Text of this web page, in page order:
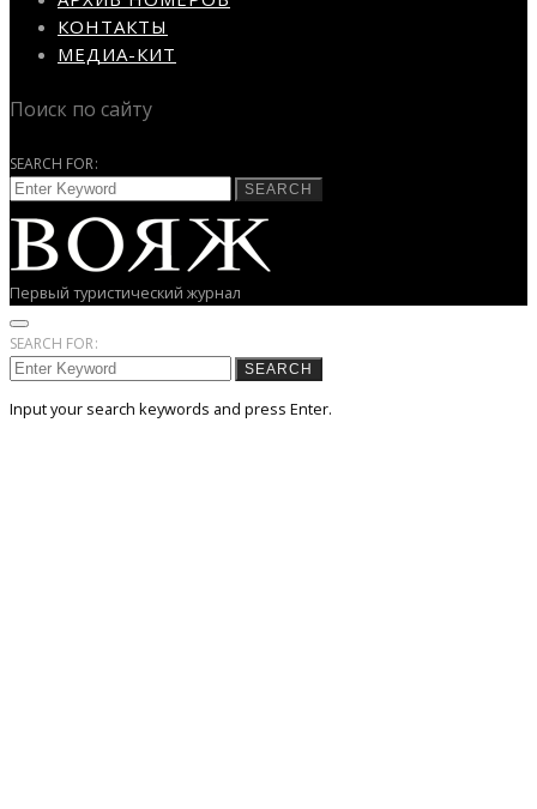
КОНТАКТЫ
МЕДИА-КИТ
Поиск по сайту
SEARCH FOR:
SEARCH
Первый туристический журнал
SEARCH FOR:
SEARCH
Input your search keywords and press Enter.